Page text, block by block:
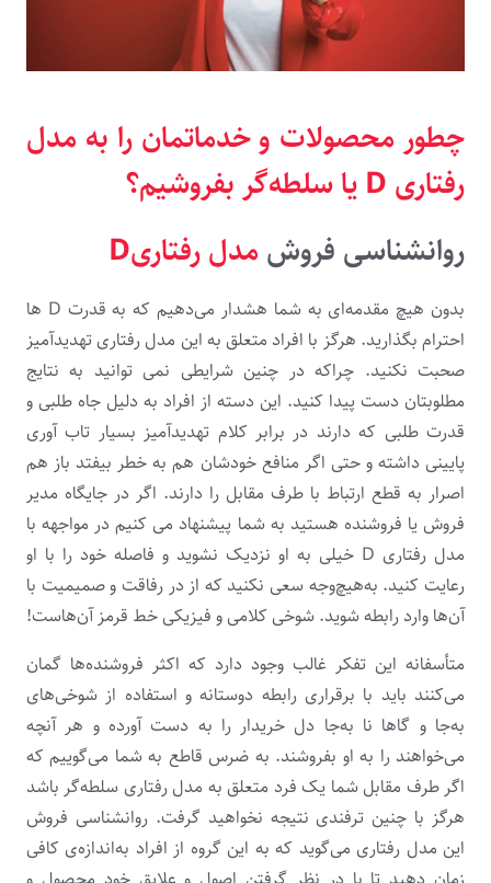
چطور محصولات و خدماتمان را به مدل
رفتاری D یا سلطه‌گر بفروشیم؟
روانشناسی فروش مدل رفتاریD
بدون هیچ مقدمه‌ای به شما هشدار می‌دهیم که به قدرت D ها
احترام بگذارید. هرگز با افراد متعلق به این مدل رفتاری تهدیدآمیز
صحبت نکنید. چراکه در چنین شرایطی نمی توانید به نتایج
مطلوبتان دست پیدا کنید. این دسته از افراد به دلیل جاه طلبی و
قدرت طلبی که دارند در برابر کلام تهدیدآمیز بسیار تاب آوری
پایینی داشته و حتی اگر منافع خودشان هم به خطر بیفتد باز هم
اصرار به قطع ارتباط با طرف مقابل را دارند. اگر در جایگاه مدیر
فروش یا فروشنده هستید به شما پیشنهاد می کنیم در مواجهه با
مدل رفتاری D خیلی به او نزدیک نشوید و فاصله خود را با او
رعایت کنید. به‌هیچ‌وجه سعی نکنید که از در رفاقت و صمیمیت با
آن‌ها وارد رابطه شوید. شوخی کلامی و فیزیکی خط قرمز آن‌هاست!
متأسفانه این تفکر غالب وجود دارد که اکثر فروشنده‌ها گمان
می‌کنند باید با برقراری رابطه دوستانه و استفاده از شوخی‌های
به‌جا و گاها نا به‌جا دل خریدار را به دست آورده و هر آنچه
می‌خواهند را به او بفروشند. به ضرس قاطع به شما می‌گوییم که
اگر طرف مقابل شما یک فرد متعلق به مدل رفتاری سلطه‌گر باشد
هرگز با چنین ترفندی نتیجه نخواهید گرفت. روانشناسی فروش
این مدل رفتاری می‌گوید که به این گروه از افراد به‌اندازه‌ی کافی